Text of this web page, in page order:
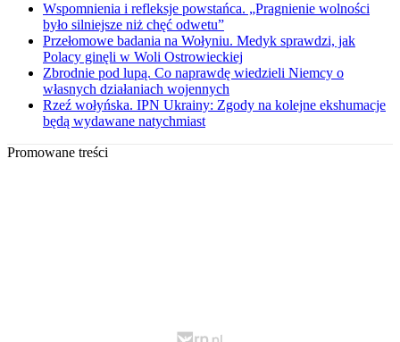
Wspomnienia i refleksje powstańca. „Pragnienie wolności
było silniejsze niż chęć odwetu”
Przełomowe badania na Wołyniu. Medyk sprawdzi, jak
Polacy ginęli w Woli Ostrowieckiej
Zbrodnie pod lupą. Co naprawdę wiedzieli Niemcy o
własnych działaniach wojennych
Rzeź wołyńska. IPN Ukrainy: Zgody na kolejne ekshumacje
będą wydawane natychmiast
Promowane treści